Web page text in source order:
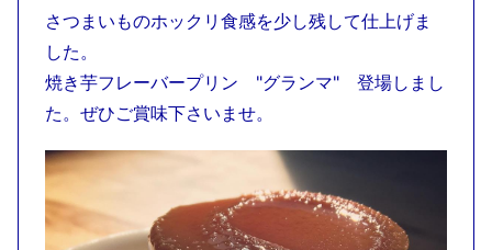
さつまいものホックリ食感を少し残して仕上げま
した。
焼き芋フレーバープリン "グランマ" 登場しまし
た。ぜひご賞味下さいませ。